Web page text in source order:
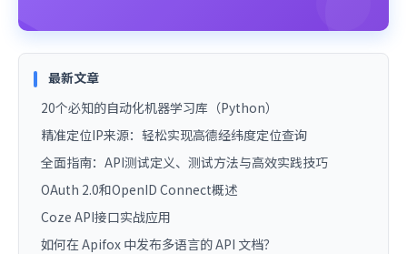
最新文章
20个必知的自动化机器学习库（Python）
精准定位IP来源：轻松实现高德经纬度定位查询
全面指南：API测试定义、测试方法与高效实践技巧
OAuth 2.0和OpenID Connect概述
Coze API接口实战应用
如何在 Apifox 中发布多语言的 API 文档？